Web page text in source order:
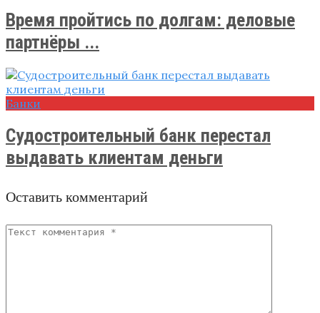
Время пройтись по долгам: деловые
партнёры ...
Банки
Судостроительный банк перестал
выдавать клиентам деньги
Оставить комментарий